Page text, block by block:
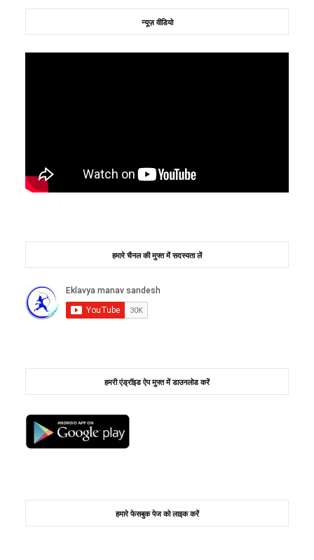
न्यूज़ वीडियो
हमारे चैनल की मुफ्त में सदस्यता लें
हमरी एंड्रॉइड ऐप मुफ्त में डाउनलोड करें
हमारे फेसबुक पेज को लाइक करें